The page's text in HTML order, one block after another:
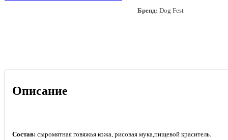
Бренд: Dog Fest
Описание
Состав: сыромятная говяжья кожа, рисовая мука,пищевой краситель.